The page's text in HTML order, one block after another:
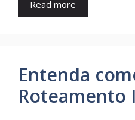
Read more
Entenda
Roteamento